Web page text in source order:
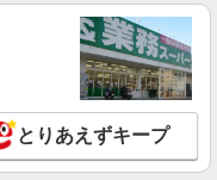
追加で残業手当支給 ※月
試用期間（2〜3ヶ月）も
外かつ賃貸の場合のみ別
から支給／特別手当 ※手
異なります。詳細は面接
下街内412区画
詳細を見る
販売スタッフ
とりあえずキープ